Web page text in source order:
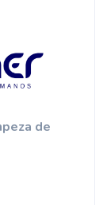
de